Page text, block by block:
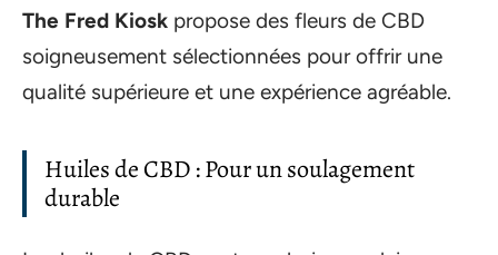
The Fred Kiosk propose des fleurs de CBD
soigneusement sélectionnées pour offrir une
qualité supérieure et une expérience agréable.
Huiles de CBD : Pour un soulagement
durable